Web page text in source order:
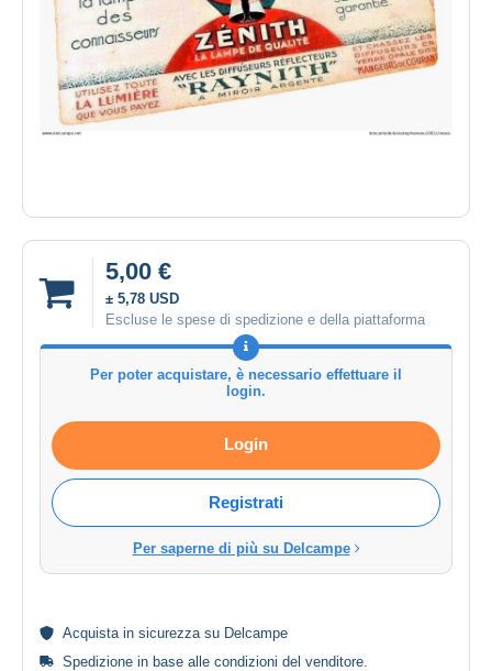
5,00 €
± 5,78 USD
Escluse le spese di spedizione e della piattaforma
Per poter acquistare, è necessario effettuare il
login.
Login
Registrati
Per saperne di più su Delcampe
Acquista in sicurezza su Delcampe
Spedizione in base alle condizioni del venditore